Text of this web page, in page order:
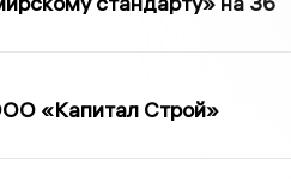
«Капитал Строй»